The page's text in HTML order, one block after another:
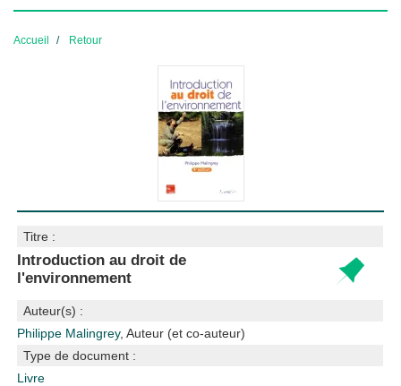
Accueil Retour
Titre :
Introduction au droit de
l'environnement
Auteur(s) :
Philippe Malingrey, Auteur (et co-auteur)
Type de document :
Livre